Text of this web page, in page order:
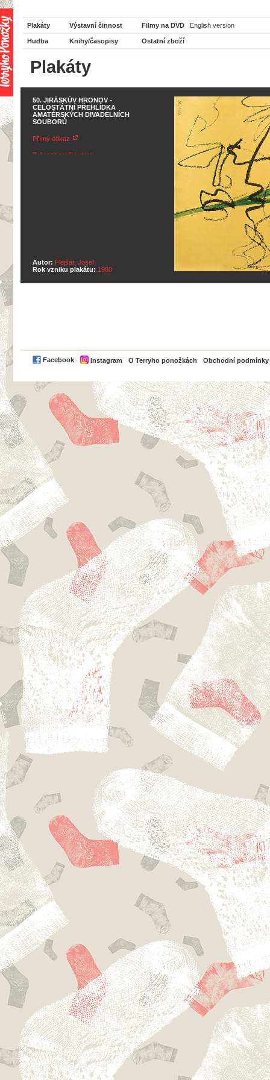
Plakáty Výstavní činnost Filmy na DVD English version
Hudba Knihy/časopisy Ostatní zboží
Plakáty
50. JIRÁSKŮV HRONOV -
CELOSTÁTNÍ PŘEHLÍDKA
AMATÉRSKÝCH DIVADELNÍCH
SOUBORŮ
Přímý odkaz
Zobrazit profil autora
Autor: Flejšar, Josef
Rok vzniku plakátu: 1980
Facebook Instagram O Terryho ponožkách Obchodní podmínky
PayPal